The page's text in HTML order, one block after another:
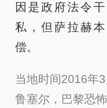
因是政府法令
私，但萨拉赫
偿。
当地时间2016年
鲁塞尔，巴黎恐